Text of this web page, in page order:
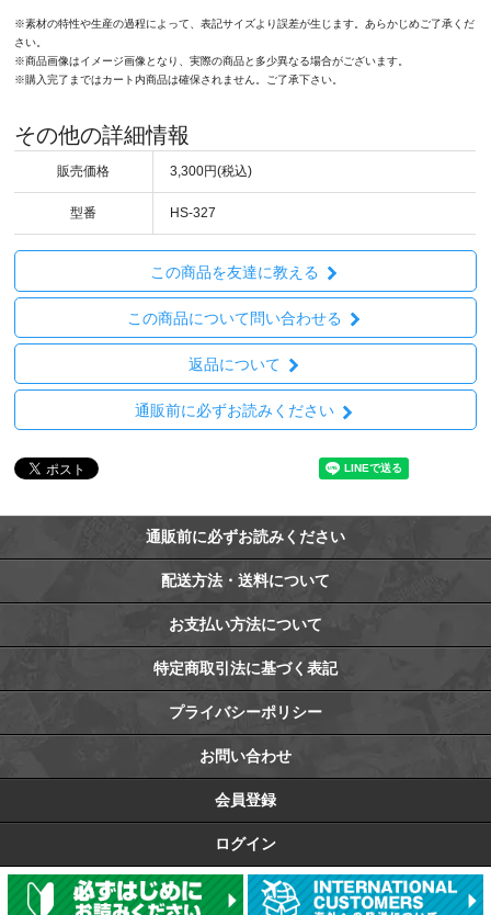
※素材の特性や生産の過程によって、表記サイズより誤差が生じます。あらかじめご了承くだ
さい。
※商品画像はイメージ画像となり、実際の商品と多少異なる場合がございます。
※購入完了まではカート内商品は確保されません。ご了承下さい。
その他の詳細情報
販売価格 3,300円(税込)
型番 HS-327
この商品を友達に教える
この商品について問い合わせる
返品について
通販前に必ずお読みください
通販前に必ずお読みください
配送方法・送料について
お支払い方法について
特定商取引法に基づく表記
プライバシーポリシー
お問い合わせ
会員登録
ログイン